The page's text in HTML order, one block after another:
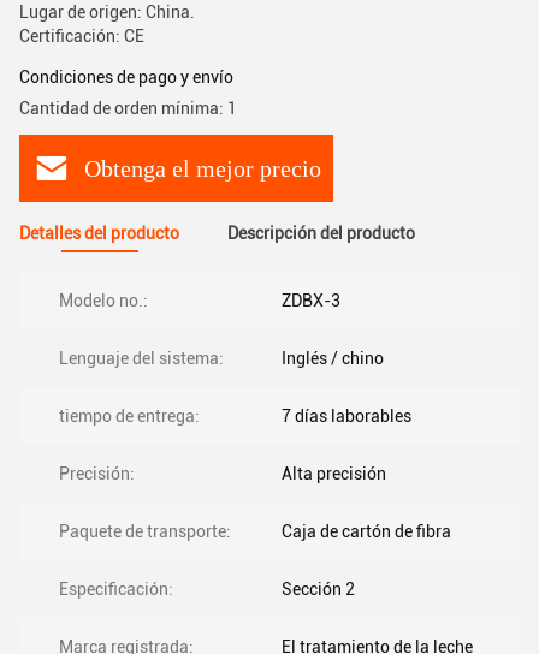
Lugar de origen: China.
Certificación: CE
Condiciones de pago y envío
Cantidad de orden mínima: 1
Obtenga el mejor precio
Detalles del producto Descripción del producto
Modelo no.: ZDBX-3
Lenguaje del sistema: Inglés / chino
tiempo de entrega: 7 días laborables
Precisión: Alta precisión
Paquete de transporte: Caja de cartón de fibra
Especificación: Sección 2
Marca registrada: El tratamiento de la leche